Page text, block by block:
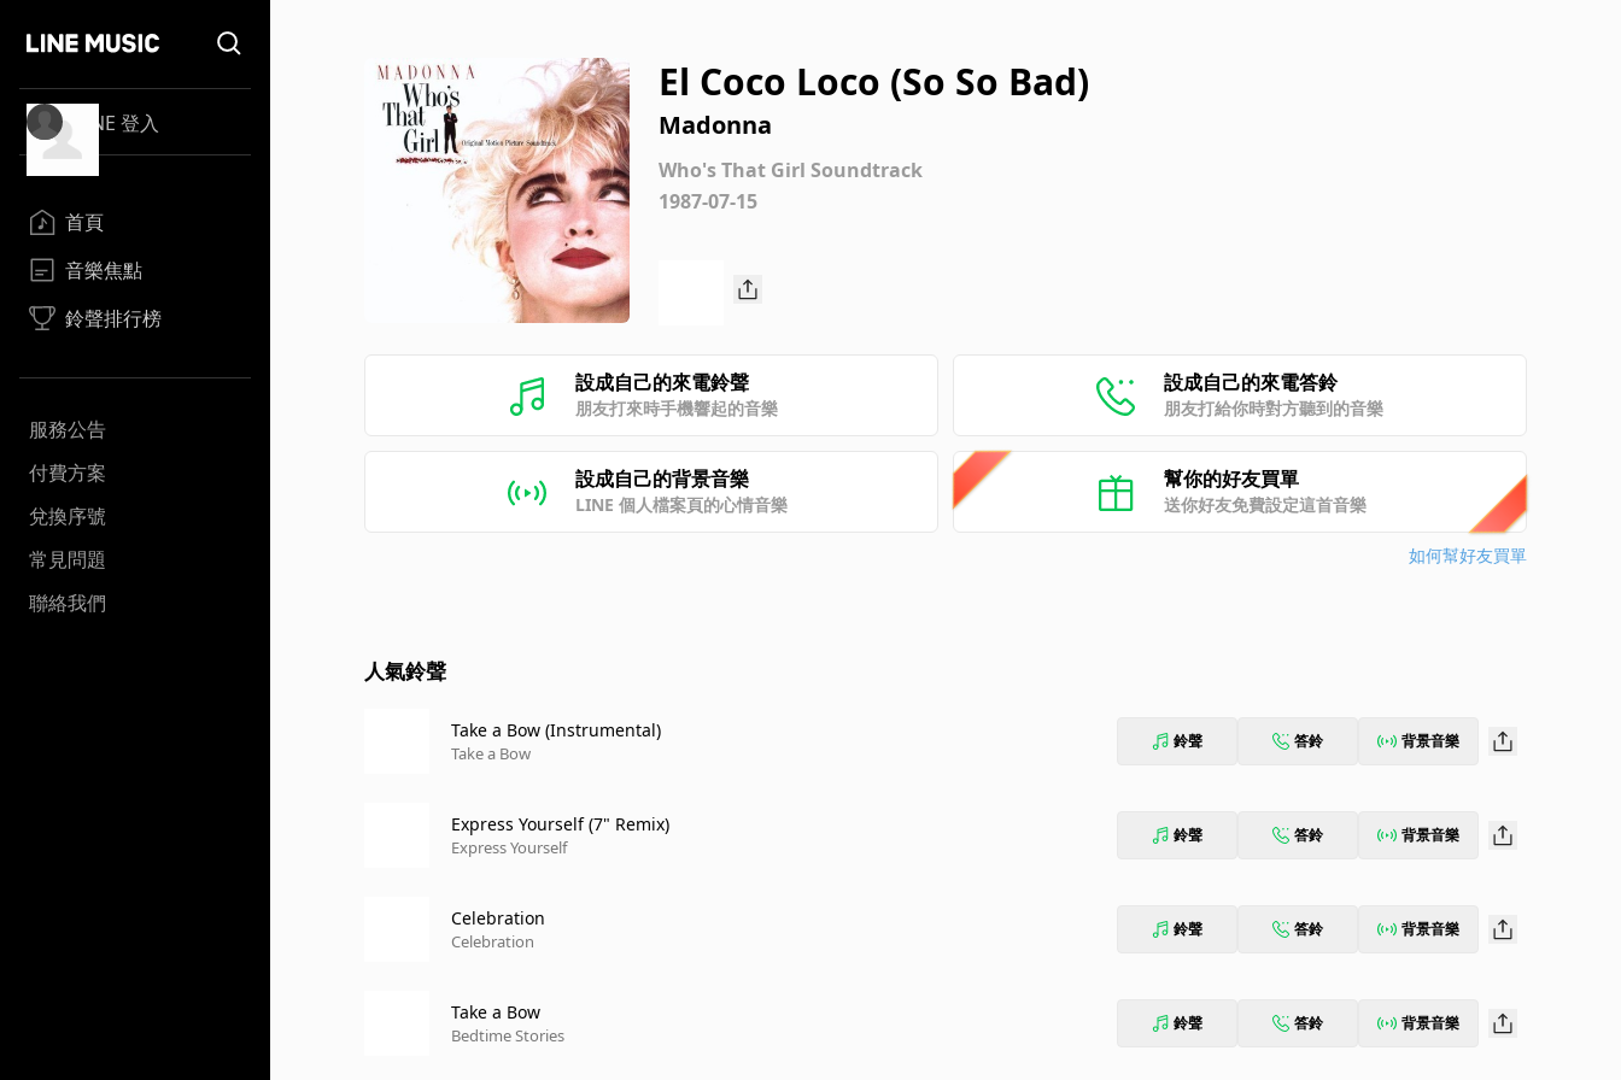
LINE 登入
首頁
音樂焦點
鈴聲排行榜
服務公告
付費方案
兌換序號
常見問題
聯絡我們
El Coco Loco (So So Bad)
Madonna
Who's That Girl Soundtrack
1987-07-15
設成自己的來電鈴聲
朋友打來時手機響起的音樂
設成自己的來電答鈴
朋友打給你時對方聽到的音樂
設成自己的背景音樂
LINE 個人檔案頁的心情音樂
幫你的好友買單
送你好友免費設定這首音樂
如何幫好友買單
人氣鈴聲
Take a Bow (Instrumental)
Take a Bow
鈴聲 答鈴 背景音樂
Express Yourself (7" Remix)
Express Yourself
鈴聲 答鈴 背景音樂
Celebration
Celebration
鈴聲 答鈴 背景音樂
Take a Bow
Bedtime Stories
鈴聲 答鈴 背景音樂